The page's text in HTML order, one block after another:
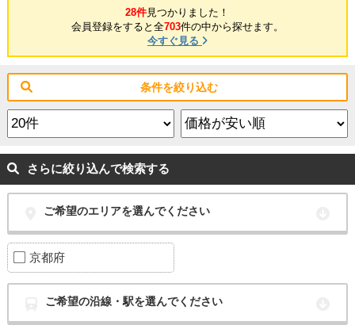
28件見つかりました！
会員登録をすると全703件の中から探せます。
今すぐ見る
条件を絞り込む
さらに絞り込んで検索する
ご希望のエリアを選んでください
京都府
ご希望の沿線・駅を選んでください